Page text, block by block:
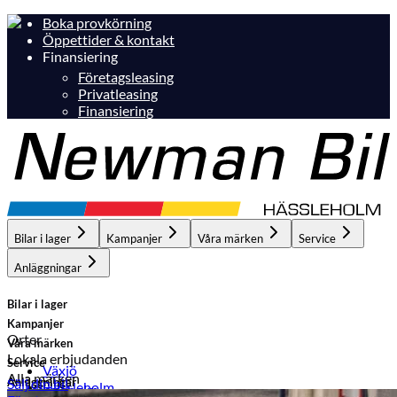
Boka provkörning
Öppettider & kontakt
Finansiering
Företagsleasing
Privatleasing
Finansiering
Bilar i lager Kampanjer Våra märken Service
Anläggningar
Bilar i lager
Orter
Växjö
Hässleholm
Kampanjer
Lokala erbjudanden
Hässleholm
Våra märken
Alla märken
Service
Anläggningar
Sälj din bil